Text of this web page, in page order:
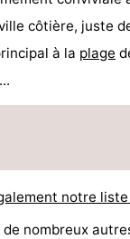
côtière, juste
à la plage
notre
de nombreux